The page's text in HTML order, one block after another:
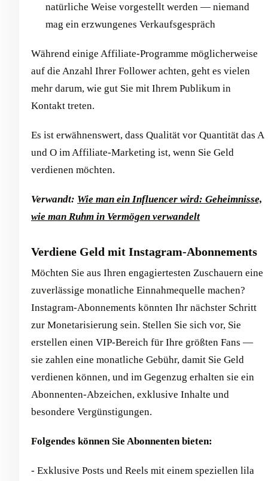
natürliche Weise vorgestellt werden — niemand
mag ein erzwungenes Verkaufsgespräch
Während einige Affiliate-Programme möglicherweise
auf die Anzahl Ihrer Follower achten, geht es vielen
mehr darum, wie gut Sie mit Ihrem Publikum in
Kontakt treten.
Es ist erwähnenswert, dass Qualität vor Quantität das A
und O im Affiliate-Marketing ist, wenn Sie Geld
verdienen möchten.
Verwandt: Wie man ein Influencer wird: Geheimnisse,
wie man Ruhm in Vermögen verwandelt
Verdiene Geld mit Instagram-Abonnements
Möchten Sie aus Ihren engagiertesten Zuschauern eine
zuverlässige monatliche Einnahmequelle machen?
Instagram-Abonnements könnten Ihr nächster Schritt
zur Monetarisierung sein. Stellen Sie sich vor, Sie
erstellen einen VIP-Bereich für Ihre größten Fans —
sie zahlen eine monatliche Gebühr, damit Sie Geld
verdienen können, und im Gegenzug erhalten sie ein
Abonnenten-Abzeichen, exklusive Inhalte und
besondere Vergünstigungen.
Folgendes können Sie Abonnenten bieten:
- Exklusive Posts und Reels mit einem speziellen lila